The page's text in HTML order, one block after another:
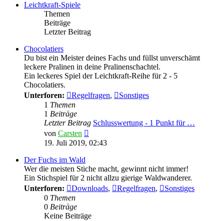
Leichtkraft-Spiele
Themen
Beiträge
Letzter Beitrag
Chocolatiers
Du bist ein Meister deines Fachs und füllst unverschämt
leckere Pralinen in deine Pralinenschachtel.
Ein leckeres Spiel der Leichtkraft-Reihe für 2 - 5
Chocolatiers.
Unterforen:
Regelfragen,
Sonstiges
1 Themen
1 Beiträge
Letzter Beitrag Schlusswertung - 1 Punkt für …
von Carsten
Beitrag
19. Juli 2019, 02:43
Der Fuchs im Wald
Wer die meisten Stiche macht, gewinnt nicht immer!
Ein Stichspiel für 2 nicht allzu gierige Waldwanderer.
Unterforen:
Downloads, Regelfragen,
Sonstiges
0 Themen
0 Beiträge
Keine Beiträge